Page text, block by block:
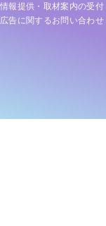
情報提供・取材案内の受付
広告に関するお問い合わせ